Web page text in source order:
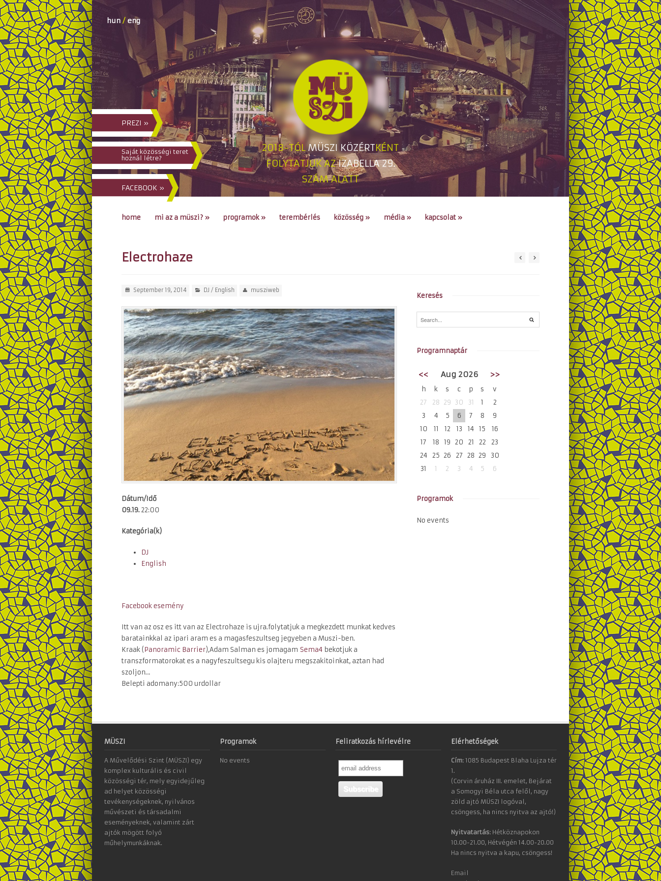
2018-TÓLMÜSZI KÖZÉRTKÉNT
FOLYTATJUK AZIZABELLA 29.
SZÁM ALATT
hun / eng
PREZI »
Saját közösségi teret
hoznál létre?
FACEBOOK »
home mi az a müszi? » programok» terembérlés közösség » média » kapcsolat »
Electrohaze
September 19, 2014 DJ / English musziweb
Dátum/Idő
09.19.22:00
Kategória(k)
DJ
English
Facebook esemény
Itt van az osz es itt van az Electrohaze is ujra.folytatjuk a megkezdett munkat kedves
baratainkkal az ipari aram es a magasfeszultseg jegyeben a Muszi-ben.
Kraak (Panoramic Barrier),Adam Salman es jomagam Sema4 bekotjuk a
transzformatorokat es a nagyfeszultsegu kis olajteru megszakitoinkat, aztan had
szoljon…
Belepti adomany:500 urdollar
Keresés
Programnaptár
<< Aug 2026 >>
h k s c p s
v
27
28 29 30 31 1
2
3
4 5 6 7 8
9
10
11 12 13 14 15
16
17
18 19 20 21 22
23
24
25 26 27 28 29
30
31
1 2 3 4 5 6
Programok
No events
MÜSZI
A Művelődési Szint (MÜSZI) egy
komplex kulturális és civil
közösségi tér, mely egyidejűleg
ad helyet közösségi
tevékenységeknek, nyilvános
művészeti és társadalmi
eseményeknek, valamint zárt
ajtók mögött folyó
műhelymunkáknak.
Programok
No events
Feliratkozás hírlevélre Elérhetőségek
Cím: 1085 Budapest Blaha Lujza tér
1.
(Corvin áruház III. emelet, Bejárat
a Somogyi Béla utca felől, nagy
zöld ajtó MÜSZI logóval,
csöngess, ha nincs nyitva az ajtó!)
Nyitvatartás: Hétköznapokon
10.00-21.00, Hétvégén 14.00-20.00
Ha nincs nyitva a kapu, csöngess!
Email